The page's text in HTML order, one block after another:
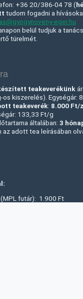
+36 20/386-04 78 (
tudom fogadni a
eger.hu
belül tudjuk a
türelmét.
teakeverékünk
os kiszerelés). Egységár:
teakeverék: 8.000 Ft/
133,33 Ft/g
általában: 3
adott tea leírásában
futár): 1.900 Ft